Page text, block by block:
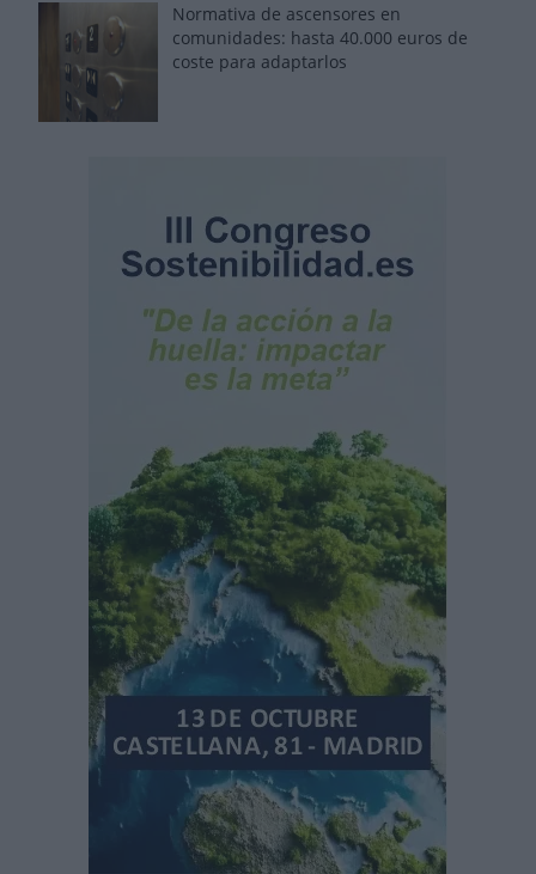
Normativa de ascensores en
comunidades: hasta 40.000 euros de
coste para adaptarlos